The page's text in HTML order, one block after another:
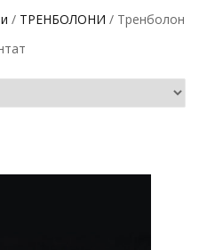
/ ТРЕНБОЛОНИ / Тренболон